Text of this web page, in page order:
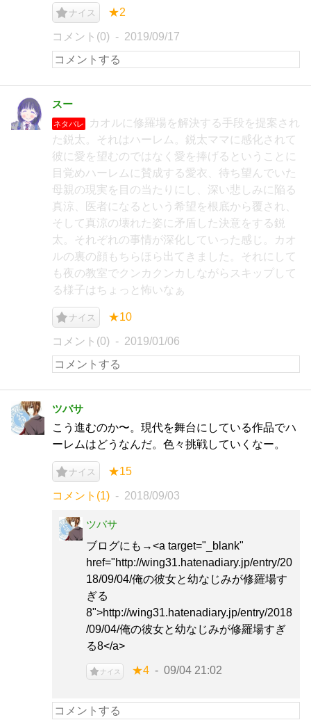
ナイス ★2
コメント(0) 2019/09/17
スー
ネタバレ
カオルに修羅場を解決する手段を提案され
た鋭太。それはハーレム。鋭太ママに感化されて
彼に愛を望むのではなく愛を捧げるということに
目覚めハーレムに賛成する愛衣、待ち望んでいた
母親の現実を目の当たりにし、深い悲しみに陥る
真涼、医者になるという希望を根底から覆され、
そして真涼の壊れた姿に矛盾した決意をする鋭
太。それぞれの事情が深化していった感じ。カオ
ルの裏の顔もちらほら出てきました。それにして
も夜の教室でクンカクンカしながらスキップして
る様子はちょっと怖いなぁ
ナイス ★10
コメント(0) 2019/01/06
ツバサ
こう進むのか〜。現代を舞台にしている作品でハ
ーレムはどうなんだ。色々挑戦していくなー。
ナイス ★15
コメント(1) 2018/09/03
ツバサ
ブログにも→<a target="_blank"
href="http://wing31.hatenadiary.jp/entry/20
18/09/04/俺の彼女と幼なじみが修羅場す
ぎる
8">http://wing31.hatenadiary.jp/entry/2018
/09/04/俺の彼女と幼なじみが修羅場すぎ
る8</a>
ナイス ★4 09/04 21:02